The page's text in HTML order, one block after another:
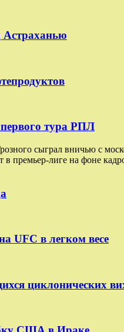
Астраханью
тура РПЛ
сыграл вничью с
премьер-лиге на фоне
UFC в легком весе
циклонических